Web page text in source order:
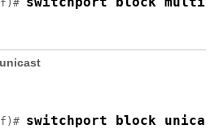
switchport block